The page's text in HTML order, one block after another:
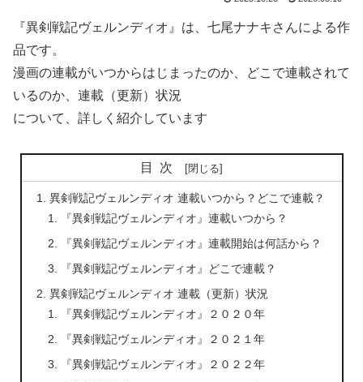
『異剣戦記ヴェルンディオ』は、七尾ナナキさんによる作
品です。
漫画の連載がいつからはじまったのか、どこで連載されて
いるのか、連載（更新）状況
について、詳しく紹介しています
目次
異剣戦記ヴェルンディオ 連載いつから？どこで連載？
『異剣戦記ヴェルンディオ』連載いつから？
『異剣戦記ヴェルンディオ』連載開始は何話から？
『異剣戦記ヴェルンディオ』どこで連載？
異剣戦記ヴェルンディオ 連載（更新）状況
『異剣戦記ヴェルンディオ』２０２０年
『異剣戦記ヴェルンディオ』２０２１年
『異剣戦記ヴェルンディオ』２０２２年